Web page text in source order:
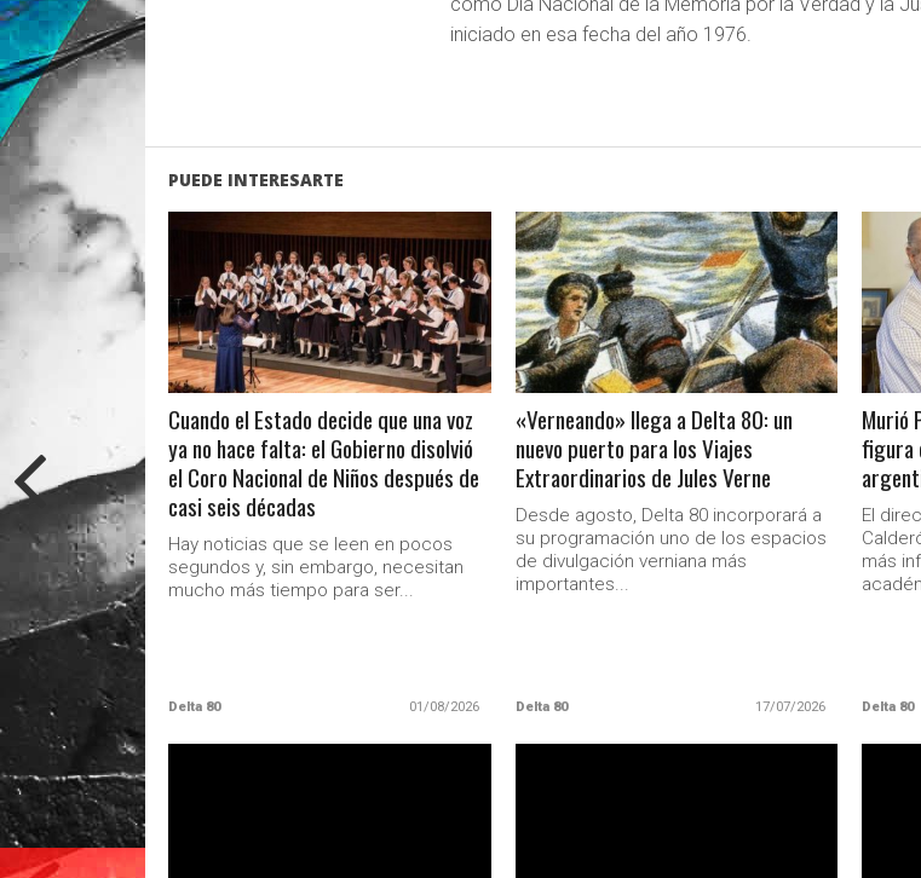
iniciado en esa fecha del año 1976.
PUEDE INTERESARTE
LEER MAS
Cuando el Estado decide que una voz
ya no hace falta: el Gobierno disolvió
el Coro Nacional de Niños después de
casi seis décadas
Hay noticias que se leen en pocos
segundos y, sin embargo, necesitan
mucho más tiempo para ser...
Delta 80 01/08/2026
LEER MAS
«Verneando» llega a Delta 80: un
nuevo puerto para los Viajes
Extraordinarios de Jules Verne
Desde agosto, Delta 80 incorporará a
su programación uno de los espacios
de divulgación verniana más
importantes...
Delta 80 17/07/2026
Murió
figura
El
más
Delta 80